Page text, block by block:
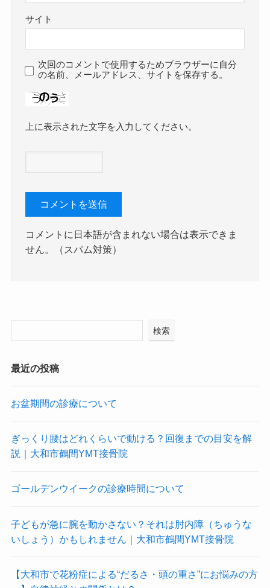
サイト
次回のコメントで使用するためブラウザーに自分
の名前、メールアドレス、サイトを保存する。
上に表示された文字を入力してください。
コメントに日本語が含まれない場合は表示できま
せん。（スパム対策）
検索
最近の投稿
お盆期間の診療について
ぎっくり腰はどれくらいで動ける？回復までの目安を解
説｜大和市鶴間YMT接骨院
ゴールデンウイークの診療時間について
子どもが急に腕を動かさない？それは肘内障（ちゅうな
いしょう）かもしれません｜大和市鶴間YMT接骨院
【大和市で花粉症による“だるさ・頭の重さ”にお悩みの方